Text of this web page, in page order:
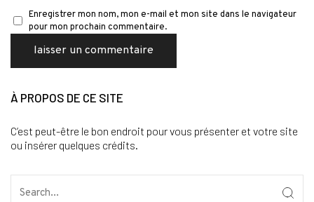
Enregistrer mon nom, mon e-mail et mon site dans le navigateur
pour mon prochain commentaire.
À PROPOS DE CE SITE
C’est peut-être le bon endroit pour vous présenter et votre site
ou insérer quelques crédits.